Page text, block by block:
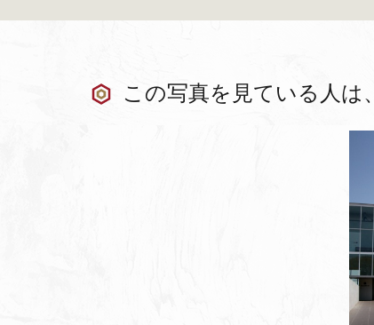
この写真を見ている人は、